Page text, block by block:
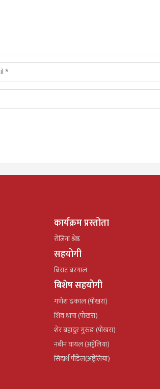
कार्यक्रम प्रस्तोता
रोजिना श्रेष्ठ
सहयोगी
बिराट बस्याल
बिशेष सहयोगी
गणेश ढकाल (पोखरा)
शिव थापा (पोखरा)
शेर बहादुर गुरुङ (पोखरा)
नबीन घायल (अष्ट्रेलिया)
सिदार्थ पौडेल(अष्ट्रेलिया)